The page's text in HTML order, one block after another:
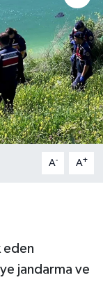
A- A+
eden
jandarma ve